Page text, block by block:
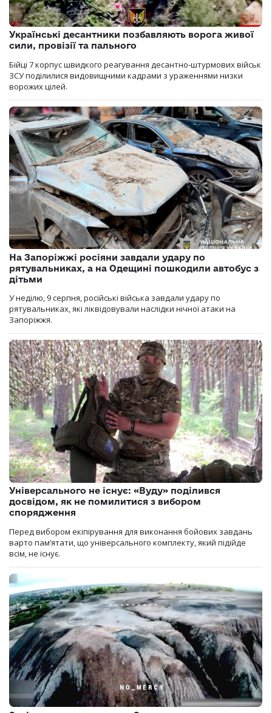
Українські десантники позбавляють ворога живої
сили, провізії та пального
Бійці 7 корпус швидкого реагування десантно-штурмових військ
ЗСУ поділилися видовищними кадрами з ураженнями низки
ворожих цілей.
На Запоріжжі росіяни завдали удару по
рятувальниках, а на Одещині пошкодили автобус з
дітьми
У неділю, 9 серпня, російські війська завдали удару по
рятувальниках, які ліквідовували наслідки нічної атаки на
Запоріжжя.
Універсального не існує: «Вуду» поділився
досвідом, як не помилитися з вибором
спорядження
Перед вибором екіпірування для виконання бойових завдань
варто пам’ятати, що універсального комплекту, який підійде
всім, не існує.